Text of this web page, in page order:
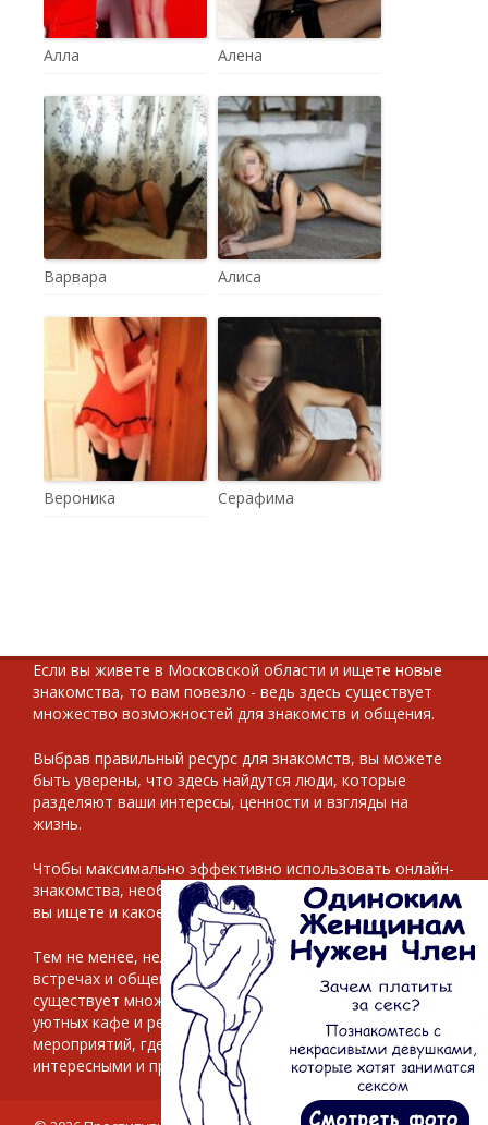
Алла Алена
Варвара Алиса
Вероника Серафима
Если вы живете в Московской области и ищете новые
знакомства, то вам повезло - ведь здесь существует
множество возможностей для знакомств и общения.
Выбрав правильный ресурс для знакомств, вы можете
быть уверены, что здесь найдутся люди, которые
разделяют ваши интересы, ценности и взгляды на
жизнь.
Чтобы максимально эффективно использовать онлайн-
знакомства, необходимо определить свои цели - что
вы ищете и какое именно общение вам интересно.
Тем не менее, нельзя забывать также и о реальных
встречах и общении в живую. В
Московской области
существует множество возможностей для этого - от
уютных кафе и ресторанов до парков и интересных
мероприятий, где можно провести отличное время с
интересными и приятными собеседниками.